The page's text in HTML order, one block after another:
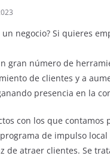
negocio? Si quieres
gran número de
de clientes y a
presencia en la
con los que
de impulso
de atraer clientes. Se